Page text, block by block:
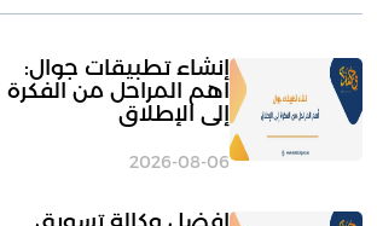
انشاء تطبيقات جوال:
أهم المراحل من الفكرة
إلى الإطلاق
2026-08-06